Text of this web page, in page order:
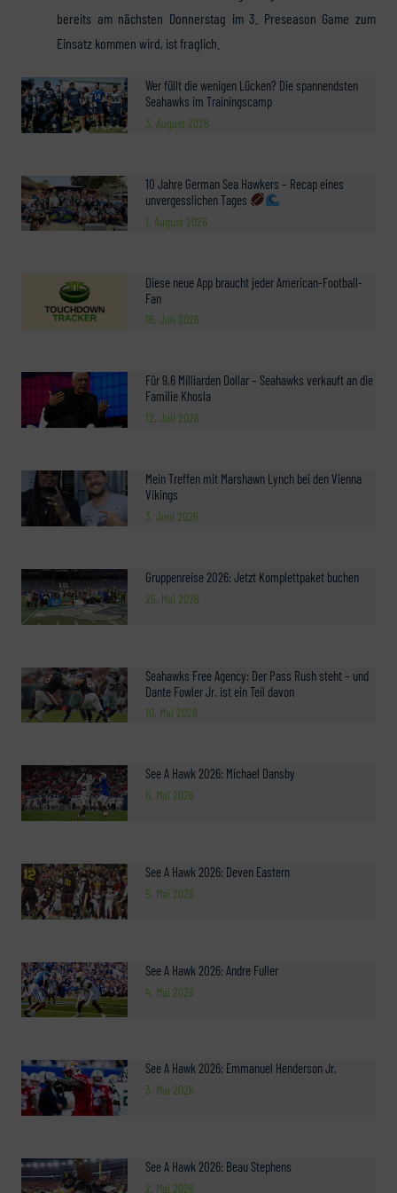
Wer füllt die wenigen Lücken? Die spannendsten
Seahawks im Trainingscamp
3. August 2026
10 Jahre German Sea Hawkers – Recap eines
unvergesslichen Tages
1. August 2026
Diese neue App braucht jeder American-Football-
Fan
16. Juli 2026
Für 9,6 Milliarden Dollar – Seahawks verkauft an die
Familie Khosla
12. Juli 2026
Mein Treffen mit Marshawn Lynch bei den Vienna
Vikings
3. Juni 2026
Gruppenreise 2026: Jetzt Komplettpaket buchen
25. Mai 2026
Seahawks Free Agency: Der Pass Rush steht – und
Dante Fowler Jr. ist ein Teil davon
10. Mai 2026
See A Hawk 2026: Michael Dansby
6. Mai 2026
See A Hawk 2026: Deven Eastern
5. Mai 2026
See A Hawk 2026: Andre Fuller
4. Mai 2026
See A Hawk 2026: Emmanuel Henderson Jr.
3. Mai 2026
See A Hawk 2026: Beau Stephens
2. Mai 2026
bereits am nächsten Donnerstag im 3. Preseason Game zum
Einsatz kommen wird, ist fraglich.